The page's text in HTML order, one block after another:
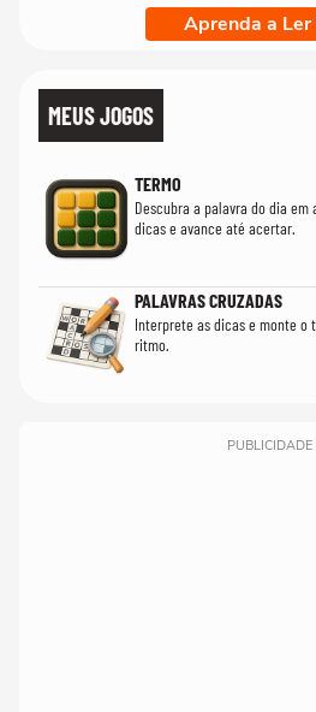
Aprenda a Ler
MEUS JOGOS
TERMO
Descubra a palavra do dia
dicas e avance até acertar.
PALAVRAS CRUZADAS
Interprete as dicas e monte o
ritmo.
PUBLICIDADE